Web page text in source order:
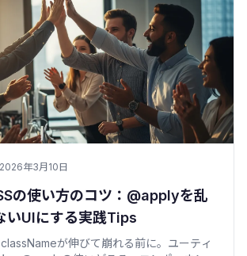
2026年3月10日
の使い方のコツ：@applyを乱
いUIにする実践Tips
が伸びて崩れる前に。ユーティ